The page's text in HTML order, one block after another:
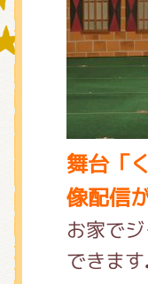
舞台「
像配信
お家で
できま
おたの
チア
くまの
くまの